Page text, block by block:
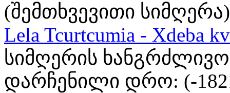
(შემთხვევითი სიმღერა)
Lela Tcurtcumia - Xdeba
სიმღერის
დარჩენილი დრო: (-